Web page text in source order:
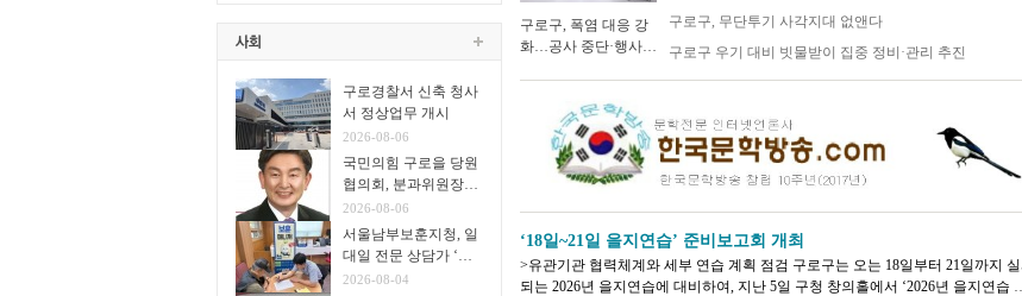
구로경찰서 신축 청사
서 정상업무 개시
2026-08-06
국민의힘 구로을 당원
협의회, 분과위원장∙
협의회장 임명
2026-08-06
서울남부보훈지청, 일
대일 전문 상담가 ‘보
훈매니저’ 운영
2026-08-04
구로구, 폭염 대응 강
화…공사 중단·행사
구로구, 무단투기 사각지대 없앤다
구로구 우기 대비 빗물받이 집중 정비·관리 추진
‘18일~21일 을지연습’ 준비보고회 개최
>유관기관 협력체계와 세부 연습 계획 점검 구로구는 오는 18일부터 21일까지 실시
되는 2026년 을지연습에 대비하여, 지난 5일 구청 창의홀에서 ‘2026년 을지연습